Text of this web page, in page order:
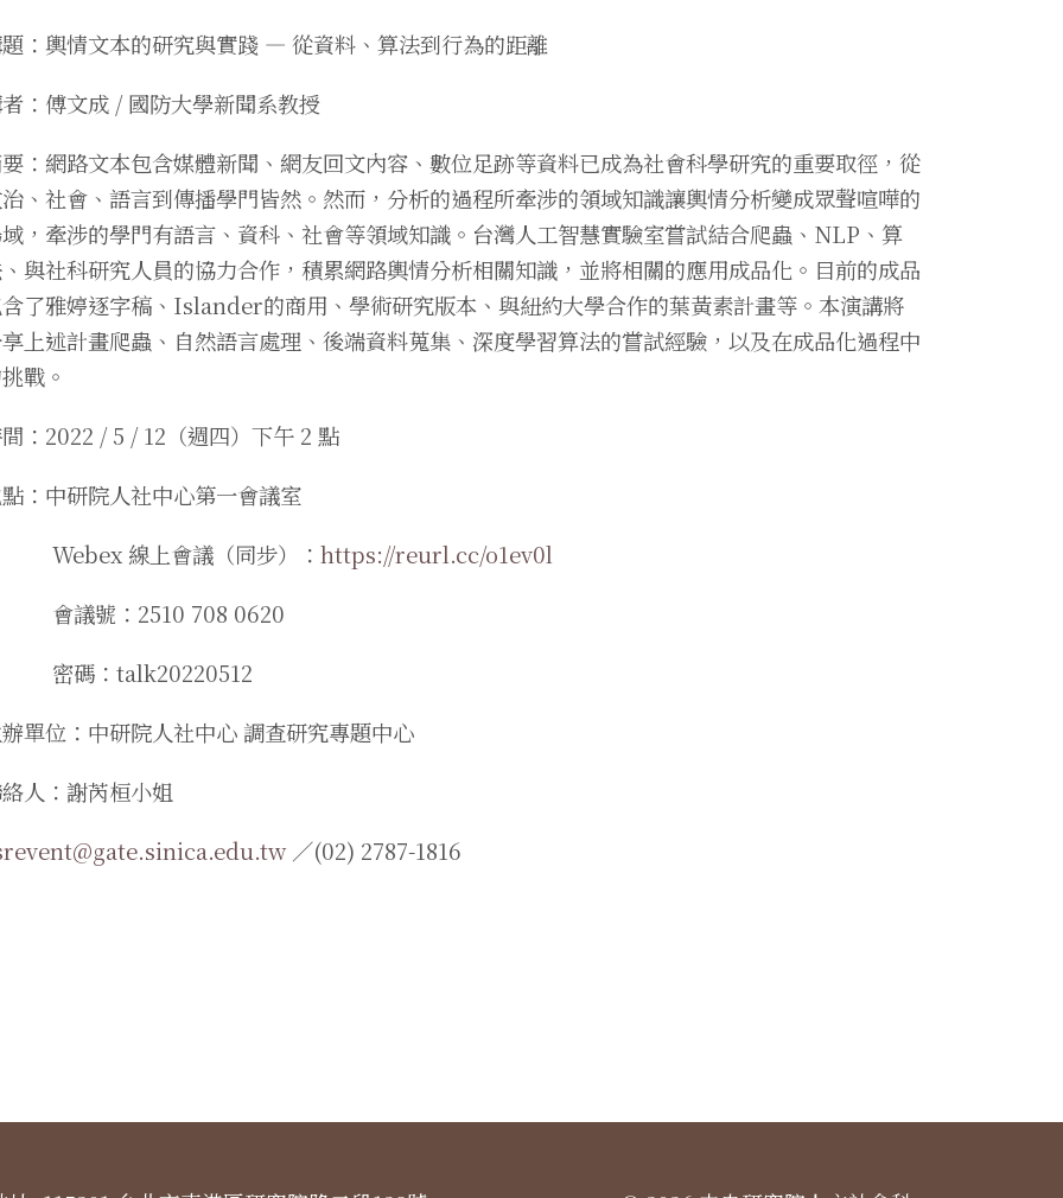
：輿情文本的研究與實踐 — 從資料、算法到行為的距離
：傅文成 / 國防大學新聞系教授
：網路文本包含媒體新聞、網友回文內容、數位足跡等資料已成為社會科學研究的重要取徑，從
、社會、語言到傳播學門皆然。然而，分析的過程所牽涉的領域知識讓輿情分析變成眾聲喧嘩的
，牽涉的學門有語言、資科、社會等領域知識。台灣人工智慧實驗室嘗試結合爬蟲、NLP、算
與社科研究人員的協力合作，積累網路輿情分析相關知識，並將相關的應用成品化。目前的成品
了雅婷逐字稿、Islander的商用、學術研究版本、與紐約大學合作的葉黃素計畫等。本演講將
上述計畫爬蟲、自然語言處理、後端資料蒐集、深度學習算法的嘗試經驗，以及在成品化過程中
戰。
：2022 / 5 / 12（週四）下午 2 點
：中研院人社中心第一會議室
Webex 線上會議（同步）： https://reurl.cc/o1ev0l
會議號：2510 708 0620
密碼：talk20220512
單位：中研院人社中心 調查研究專題中心
人：謝芮桓小姐
／(02) 2787-1816